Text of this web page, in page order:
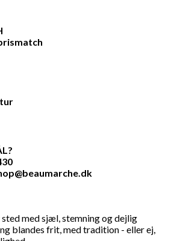
med sjæl, stemning og dejlig
blandes frit, med tradition - eller ej,